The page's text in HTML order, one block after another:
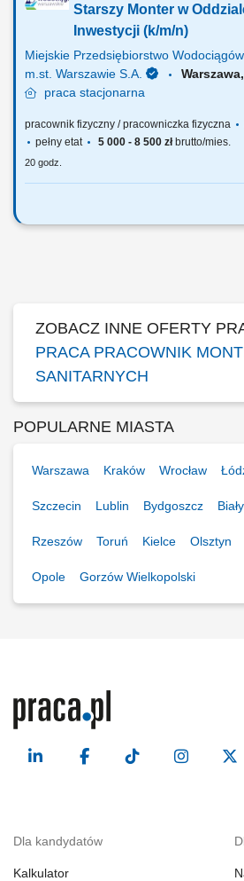
uszkodzenia (likwidacja uszkodzenia) –
szczelności wykonanego montażu
Starszy Monter w
Inwestycji (k/m/n)
Miejskie Przedsiębiorstwo
m.st. Warszawie S.A.
praca stacjonarna
pracownik fizyczny / pracowniczka fizyczna
pełny etat
5 000 - 8 500 złbrutto/mies.
20 godz.
Jakie będą Twoje obowiązki? udział w
ZOBACZ INNE OFERTY
PRACA PRACOWNIK
SANITARNYCH
POPULARNE MIASTA
Warszawa Kraków Wrocław
Szczecin Lublin Bydgoszcz
Rzeszów Toruń Kielce Olsztyn
Opole Gorzów Wielkopolski
Dla kandydatów
Kalkulator